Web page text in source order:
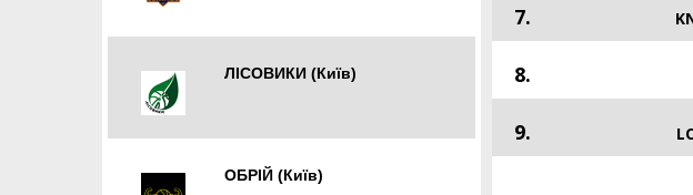
ЛІСОВИКИ (Київ)
ОБРІЙ (Київ)
7.
8.
9.